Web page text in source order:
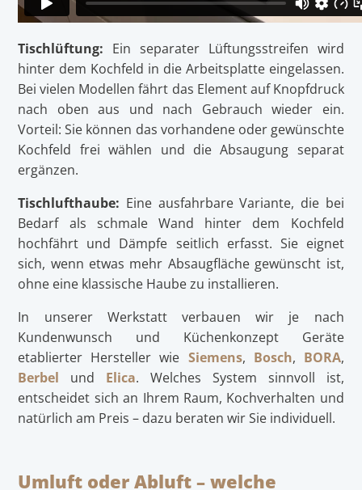
Tischlüftung: Ein separater Lüftungsstreifen wird
hinter dem Kochfeld in die Arbeitsplatte eingelassen.
Bei vielen Modellen fährt das Element auf Knopfdruck
nach oben aus und nach Gebrauch wieder ein.
Vorteil: Sie können das vorhandene oder gewünschte
Kochfeld frei wählen und die Absaugung separat
ergänzen.
Tischlufthaube: Eine ausfahrbare Variante, die bei
Bedarf als schmale Wand hinter dem Kochfeld
hochfährt und Dämpfe seitlich erfasst. Sie eignet
sich, wenn etwas mehr Absaugfläche gewünscht ist,
ohne eine klassische Haube zu installieren.
In unserer Werkstatt verbauen wir je nach
Kundenwunsch und Küchenkonzept Geräte
etablierter Hersteller wie Siemens, Bosch, BORA,
Berbel und Elica. Welches System sinnvoll ist,
entscheidet sich an Ihrem Raum, Kochverhalten und
natürlich am Preis – dazu beraten wir Sie individuell.
Umluft oder Abluft – welche